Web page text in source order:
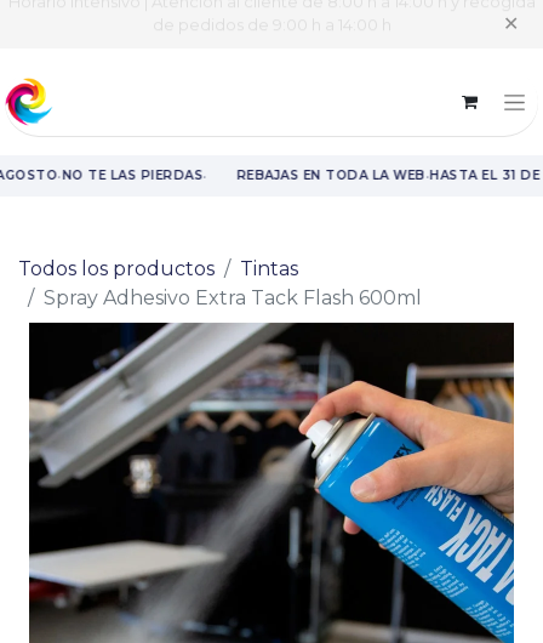
Horario intensivo | Atención al cliente de 8:00 h a 14:00 h y recogida
de pedidos de 9:00 h a 14:00 h
✕
·NO TE LAS PIERDAS· REBAJAS EN TODA LA WEB·HASTA EL 31 DE
Todos los productos
Tintas
Spray Adhesivo Extra Tack Flash 600ml